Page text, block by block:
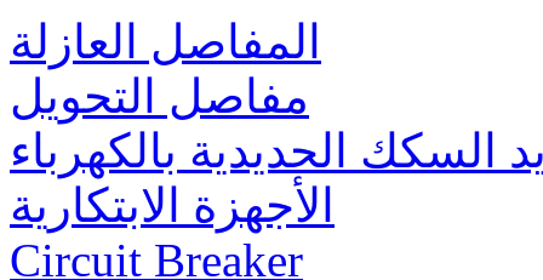
المفاصل العازلة
مفاصل التحويل
السكك الحديدية بالكهرباء
الأجهزة الابتكارية
Circuit Breaker